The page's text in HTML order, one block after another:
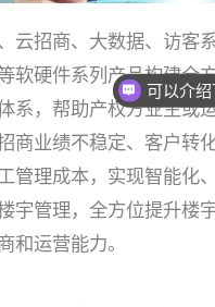
云招商、大数据、访客
软硬件系列产品构建全
系，帮助产权方业主或
商业绩不稳定、客户转
管理成本，实现智能化
宇管理，全方位提升楼
和运营能力。